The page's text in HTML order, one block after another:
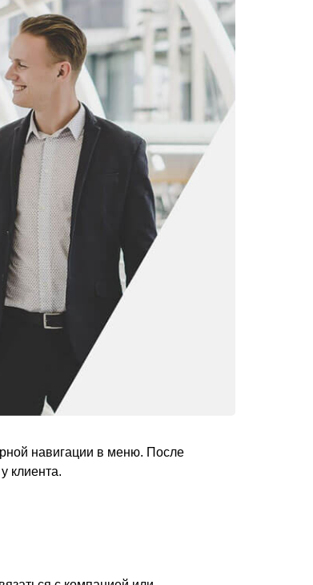
навигации в меню. После
клиента.